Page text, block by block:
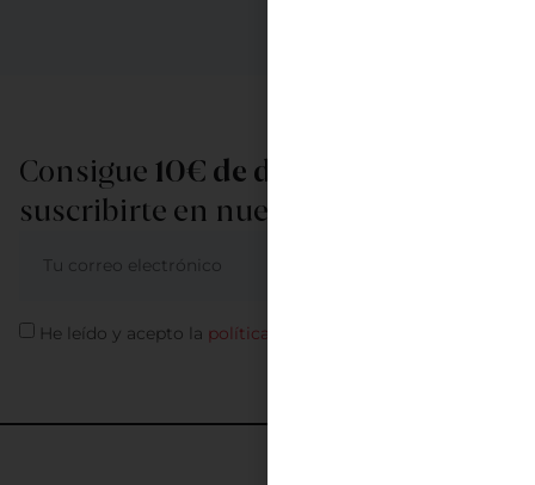
Consigue 10€ de descuento
suscribirte en nuestra newsletter
He leído y acepto la política de privacidad